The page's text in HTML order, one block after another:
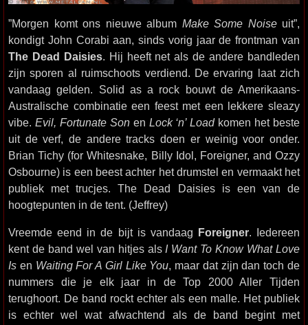
”Morgen komt ons nieuwe album Make Some Noiseuit”,
kondigt John Corabi aan, sinds vorig jaar de frontman van
The Dead Daisies. Hij heeft net als de andere bandleden
zijn sporen al ruimschoots verdiend. De ervaring laat zich
vandaag gelden. Solid as a rock bouwt de Amerikaans-
Australische combinatie een feest met een lekkere sleazy
vibe. Evil, Fortunate Sonen Lock ‘n’ Loadkomen het beste
uit de verf, de andere tracks doen er weinig voor onder.
Brian Tichy (for Whitesnake, Billy Idol, Foreigner, and Ozzy
Osbourne) is een beest achter het drumstel en vermaakt het
publiek met trucjes. The Dead Daisies is een van de
hoogtepunten in de tent. (Jeffrey)
Vreemde eend in de bijt is vandaag Foreigner. Iedereen
kent de band wel van hitjes als I Want To Know What Love
Is en Waiting For A Girl Like You, maar dat zijn dan toch de
nummers die je elk jaar in de Top 2000 Aller Tijden
terughoort. De band rockt echter als een malle. Het publiek
is echter wel wat afwachtend als de band begint met